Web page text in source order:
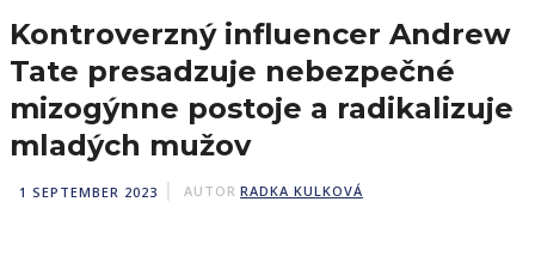
Kontroverzný influencer Andrew
Tate presadzuje nebezpečné
mizogýnne postoje a radikalizuje
mladých mužov
1 SEPTEMBER 2023 AUTOR RADKA KULKOVÁ